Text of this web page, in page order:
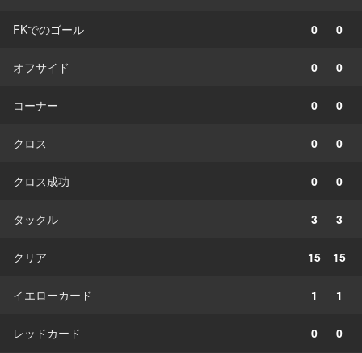
FKでのゴール 0 0
オフサイド 0 0
コーナー 0 0
クロス 0 0
クロス成功 0 0
タックル 3 3
クリア 15 15
イエローカード 1 1
レッドカード 0 0